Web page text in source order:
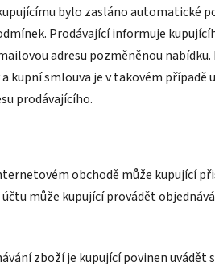
bylo zasláno automatické
Prodávající informuje
adresu pozměněnou
kupní smlouva je v takovém případě
prodávajícího.
obchodě může kupující
může kupující provádět
zboží je kupující povinen uvádět